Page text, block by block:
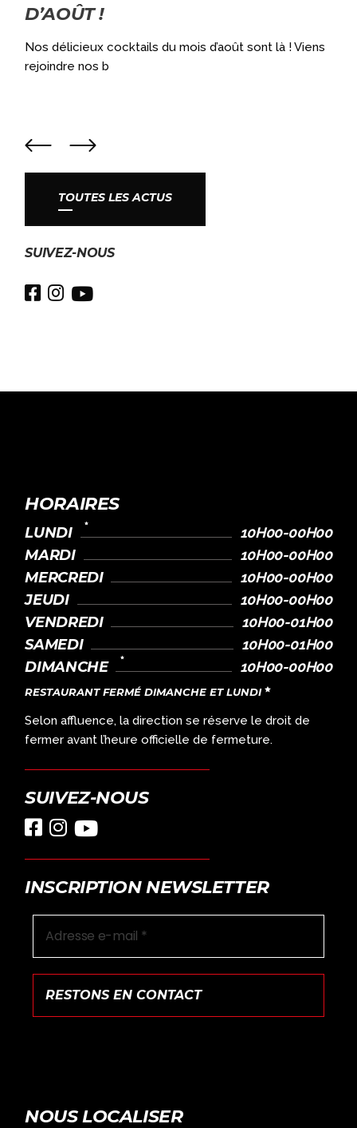
D’AOÛT !
Nos délicieux cocktails du mois d’août sont là ! Viens
rejoindre nos b
TOUTES LES ACTUS
SUIVEZ-NOUS
HORAIRES
LUNDI 10H00-00H00
MARDI 10H00-00H00
MERCREDI 10H00-00H00
JEUDI 10H00-00H00
VENDREDI 10H00-01H00
SAMEDI 10H00-01H00
DIMANCHE 10H00-00H00
RESTAURANT FERMÉ DIMANCHE ET LUNDI
Selon affluence, la direction se réserve le droit de
fermer avant l’heure officielle de fermeture.
SUIVEZ-NOUS
INSCRIPTION NEWSLETTER
NOUS LOCALISER